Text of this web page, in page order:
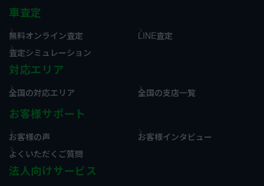
車査定
無料オンライン査定
LINE査定
査定シミュレーション
対応エリア
全国の対応エリア 全国の支店一覧
お客様サポート
お客様の声
お客様インタビュー
よくいただくご質問
法人向けサービス